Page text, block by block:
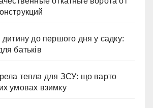
дитину до першого дня у садку:
батьків
тепла для ЗСУ: що варто
умовах взимку